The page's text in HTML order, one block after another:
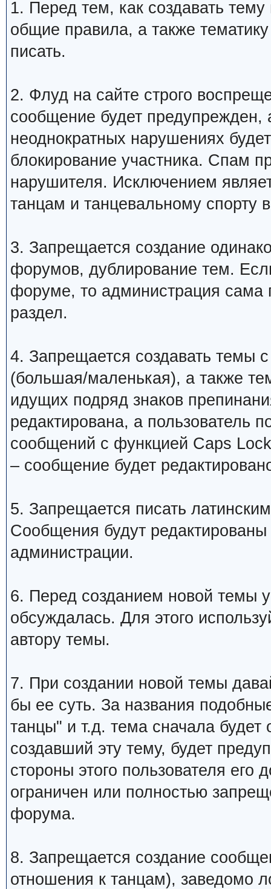
1. Перед тем, как создавать
общие правила, а также
писать.
2. Флуд на сайте строго
сообщение будет
неоднократных нарушениях
блокирование участника. Спам
нарушителя. Исключением
танцам и танцевальному спорту
3. Запрещается создание
форумов, дублирование тем.
форуме, то администрация сама
раздел.
4. Запрещается создавать темы
(большая/маленькая), а также
идущих подряд знаков
редактирована, а пользователь
сообщений с функцией Caps
– сообщение будет
5. Запрещается писать
Сообщения будут
администрации.
6. Перед созданием новой темы
обсуждалась. Для этого
автору темы.
7. При создании новой темы
бы ее суть. За названия
танцы" и т.д. тема сначала будет
создавший эту тему, будет
стороны этого пользователя
ограничен или полностью
форума.
8. Запрещается создание
отношения к танцам), заведомо